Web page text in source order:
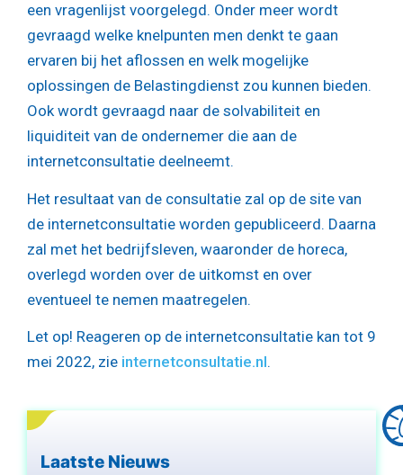
een vragenlijst voorgelegd. Onder meer wordt
gevraagd welke knelpunten men denkt te gaan
ervaren bij het aflossen en welk mogelijke
oplossingen de Belastingdienst zou kunnen bieden.
Ook wordt gevraagd naar de solvabiliteit en
liquiditeit van de ondernemer die aan de
internetconsultatie deelneemt.
Het resultaat van de consultatie zal op de site van
de internetconsultatie worden gepubliceerd. Daarna
zal met het bedrijfsleven, waaronder de horeca,
overlegd worden over de uitkomst en over
eventueel te nemen maatregelen.
Let op! Reageren op de internetconsultatie kan tot 9
mei 2022, zie internetconsultatie.nl.
Laatste Nieuws